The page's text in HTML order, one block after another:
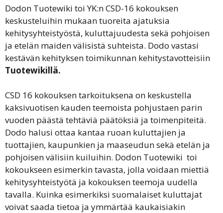
Dodon Tuotewiki toi YK:n CSD-16 kokouksen
keskusteluihin mukaan tuoreita ajatuksia
kehitysyhteistyöstä, kuluttajuudesta sekä pohjoisen
ja etelän maiden välisistä suhteista. Dodo vastasi
kestävän kehityksen toimikunnan kehitystavotteisiin
Tuotewikillä.
CSD 16 kokouksen tarkoituksena on keskustella
kaksivuotisen kauden teemoista pohjustaen parin
vuoden päästä tehtäviä päätöksiä ja toimenpiteitä.
Dodo halusi ottaa kantaa ruoan kuluttajien ja
tuottajien, kaupunkien ja maaseudun sekä etelän ja
pohjoisen välisiin kuiluihin. Dodon Tuotewiki toi
kokoukseen esimerkin tavasta, jolla voidaan miettiä
kehitysyhteistyötä ja kokouksen teemoja uudella
tavalla. Kuinka esimerkiksi suomalaiset kuluttajat
voivat saada tietoa ja ymmärtää kaukaisiakin